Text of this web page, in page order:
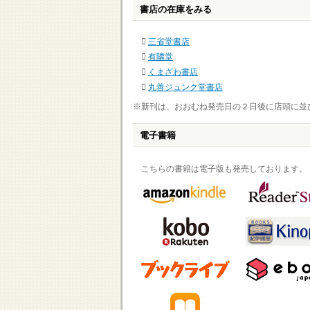
書店の在庫をみる
三省堂書店
有隣堂
くまざわ書店
丸善ジュンク堂書店
※新刊は、おおむね発売日の２日後に店頭に並
電子書籍
こちらの書籍は電子版も発売しております。